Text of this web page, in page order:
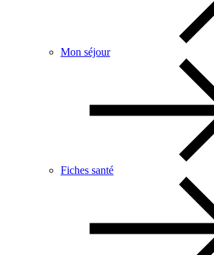
Mon séjour
Fiches santé